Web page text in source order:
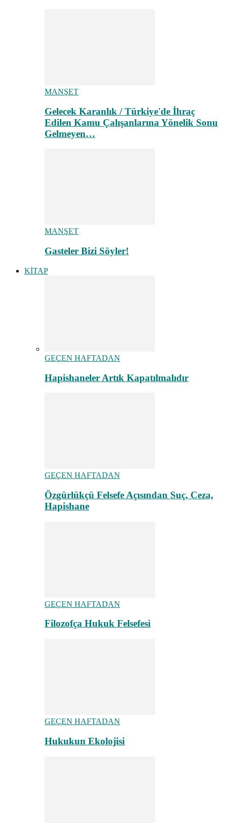
MANŞET
Gelecek Karanlık / Türkiye'de İhraç
Edilen Kamu Çalışanlarına Yönelik Sonu
Gelmeyen…
MANŞET
Gasteler Bizi Söyler!
KİTAP
GEÇEN HAFTADAN
Hapishaneler Artık Kapatılmalıdır
GEÇEN HAFTADAN
Özgürlükçü Felsefe Açısından Suç, Ceza,
Hapishane
GEÇEN HAFTADAN
Filozofça Hukuk Felsefesi
GEÇEN HAFTADAN
Hukukun Ekolojisi